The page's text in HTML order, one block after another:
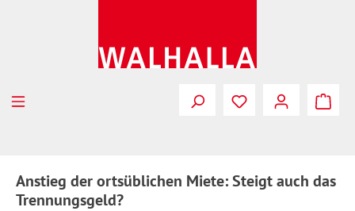
Anstieg der ortsüblichen Miete: Steigt auch das
Trennungsgeld?